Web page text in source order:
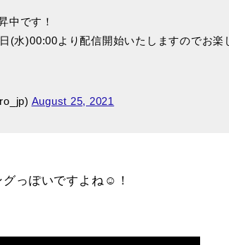
中です！
(水)00:00より配信開始いたしますのでお楽
August 25, 2021
っぽいですよね☺！